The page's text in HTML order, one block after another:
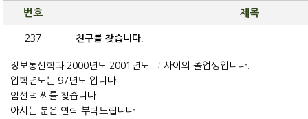
번호 제목
237 친구를 찾습니다.
정보통신학과 2000년도 2001년도 그 사이의 졸업생입니다.
입학년도는 97년도 입니다.
임선덕 씨를 찾습니다.
아시는 분은 연락 부탁드립니다.